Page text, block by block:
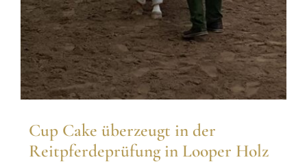
Cup Cake überzeugt in der
Reitpferdeprüfung in Looper Holz